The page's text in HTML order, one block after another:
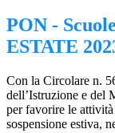
PON -
ESTATE
Con la Circolare n.
dell’Istruzione e del
per favorire le
sospensione estiva,